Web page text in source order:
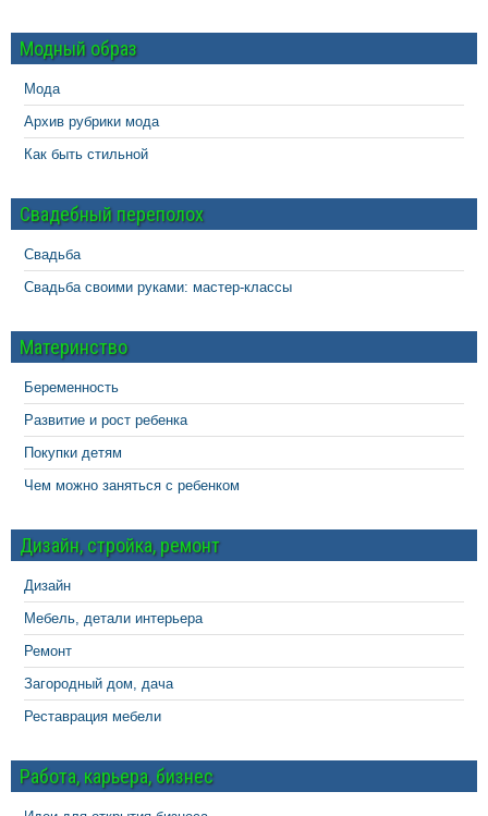
Модный образ
Мода
Архив рубрики мода
Как быть стильной
Свадебный переполох
Свадьба
Свадьба своими руками: мастер-классы
Материнство
Беременность
Развитие и рост ребенка
Покупки детям
Чем можно заняться с ребенком
Дизайн, стройка, ремонт
Дизайн
Мебель, детали интерьера
Ремонт
Загородный дом, дача
Реставрация мебели
Работа, карьера, бизнес